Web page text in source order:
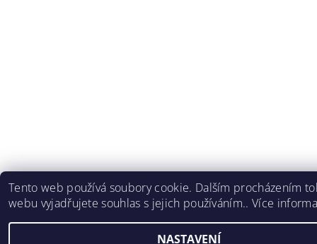
Tento web používá soubory cookie. Dalším procházením
webu vyjadřujete souhlas s jejich používáním.. Více
NASTAVENÍ